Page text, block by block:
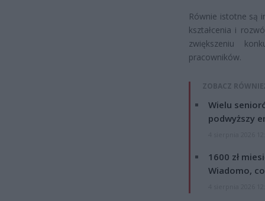
Równie istotne są
kształcenia i
zwiększeniu
pracowników.
ZOBACZ
Wielu
podwyższy
1600 zł
Wiadomo,